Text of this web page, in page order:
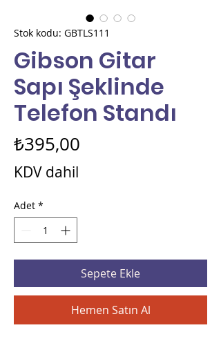
Stok kodu: GBTLS111
Gibson Gitar
Sapı Şeklinde
Telefon Standı
₺395,00
KDV dahil
Adet *
Sepete Ekle
Hemen Satın Al